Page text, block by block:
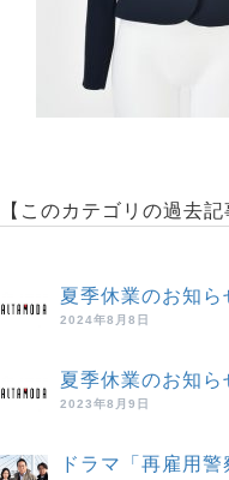
【このカテゴリの過去記
夏季休業のお知ら
2024年8月8日
夏季休業のお知ら
2023年8月9日
ドラマ「再雇用